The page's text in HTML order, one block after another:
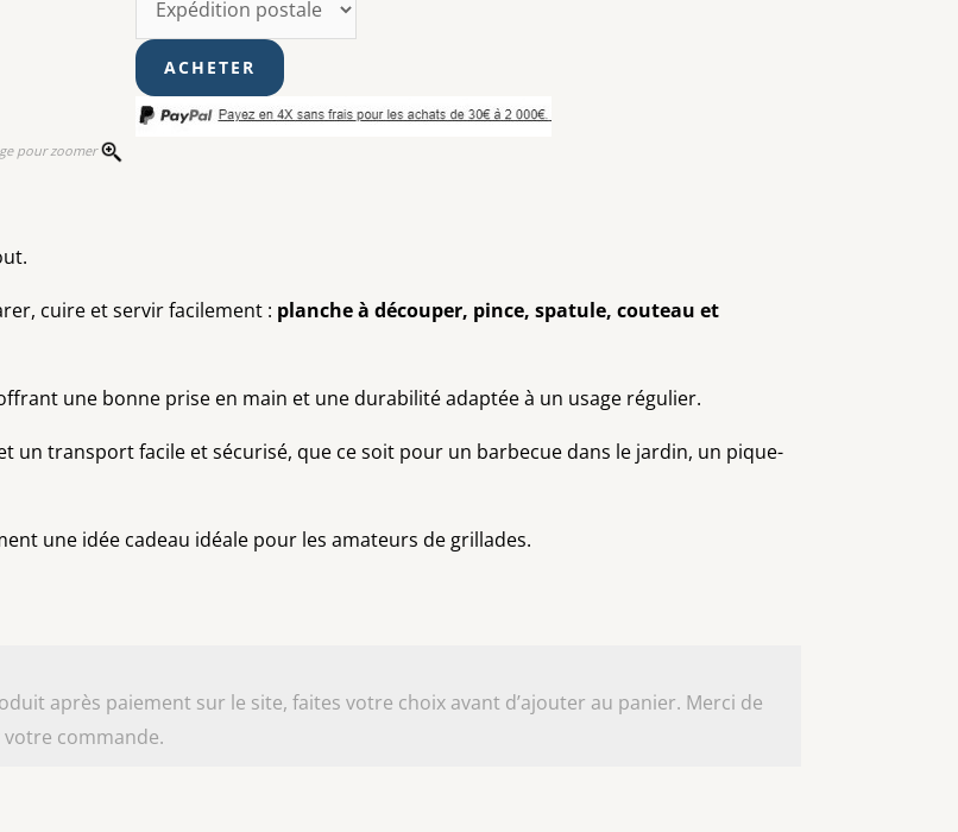
pour zoomer
cuire et servir facilement : planche à découper, pince, spatule, couteau et
une bonne prise en main et une durabilité adaptée à un usage régulier.
un transport facile et sécurisé, que ce soit pour un barbecue dans le jardin, un pique-
une idée cadeau idéale pour les amateurs de grillades.
après paiement sur le site, faites votre choix avant d’ajouter au panier. Merci de
commande.